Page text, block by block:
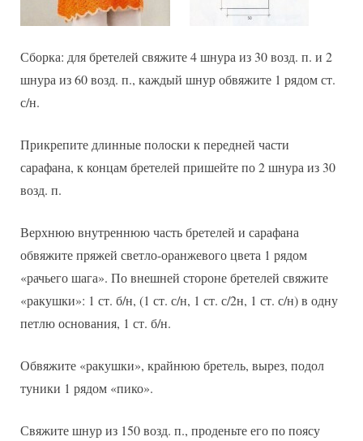
Сборка: для бретелей свяжите 4 шнура из 30 возд. п. и 2
шнура из 60 возд. п., каждый шнур обвяжите 1 рядом ст.
с/н.
Прикрепите длинные полоски к передней части
сарафана, к концам бретелей пришейте по 2 шнура из 30
возд. п.
Верхнюю внутреннюю часть бретелей и сарафана
обвяжите пряжей светло-оранжевого цвета 1 рядом
«рачьего шага». По внешней стороне бретелей свяжите
«ракушки»: 1 ст. б/н, (1 ст. с/н, 1 ст. с/2н, 1 ст. с/н) в одну
петлю основания, 1 ст. б/н.
Обвяжите «ракушки», крайнюю бретель, вырез, подол
туники 1 рядом «пико».
Свяжите шнур из 150 возд. п., проденьте его по поясу